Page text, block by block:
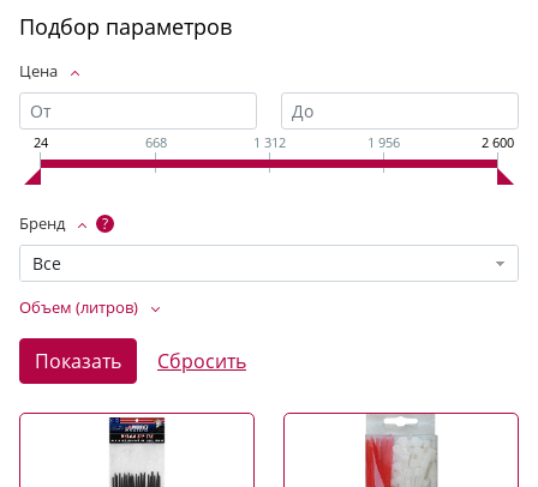
Подбор параметров
Цена
24 668 1 312 1 956 2 600
Бренд ?
Все
Объем (литров)